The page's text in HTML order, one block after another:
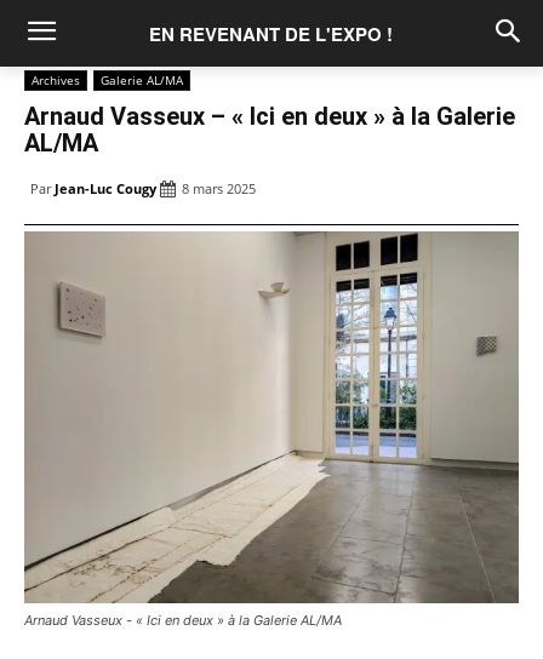
EN REVENANT DE L'EXPO !
Archives Galerie AL/MA
Arnaud Vasseux – « Ici en deux » à la Galerie
AL/MA
Par Jean-Luc Cougy 8 mars 2025
Arnaud Vasseux - « Ici en deux » à la Galerie AL/MA